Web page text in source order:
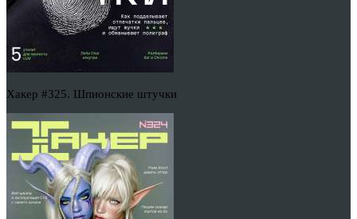
Хакер #325. Шпионские штучки